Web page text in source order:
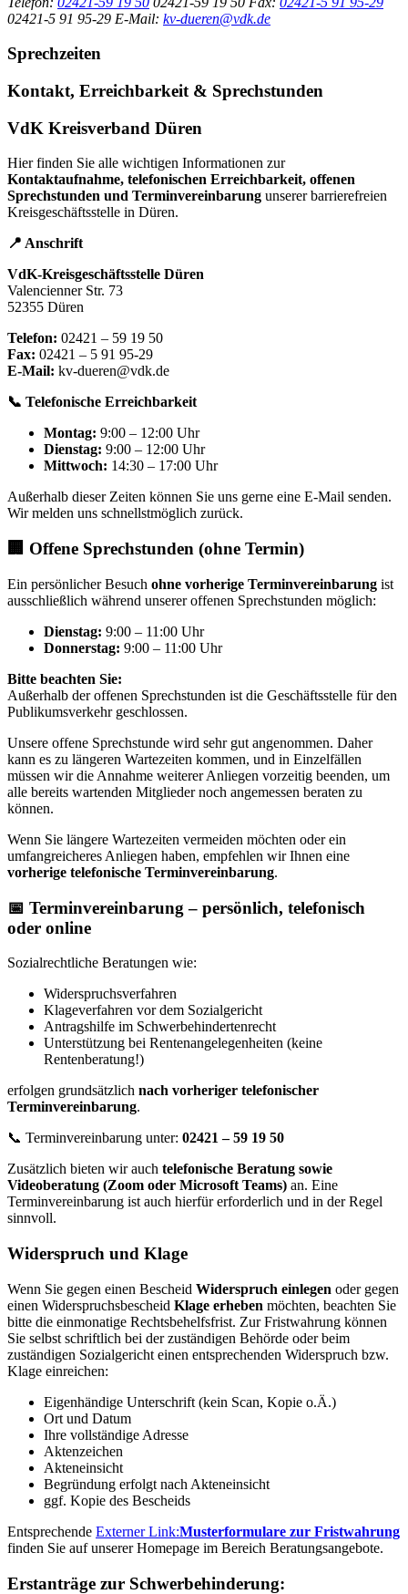
02421-5 91 95-29 E-Mail: kv-dueren@vdk.de
Sprechzeiten
Kontakt, Erreichbarkeit & Sprechstunden
VdK Kreisverband Düren
Hier finden Sie alle wichtigen Informationen zur
Kontaktaufnahme, telefonischen Erreichbarkeit, offenen
Sprechstunden und Terminvereinbarung unserer barrierefreien
Kreisgeschäftsstelle in Düren.
📍 Anschrift
VdK-Kreisgeschäftsstelle Düren
Valencienner Str. 73
52355 Düren
Telefon: 02421 – 59 19 50
Fax: 02421 – 5 91 95-29
E-Mail: kv-dueren@vdk.de
📞 Telefonische Erreichbarkeit
Montag: 9:00 – 12:00 Uhr
Dienstag: 9:00 – 12:00 Uhr
Mittwoch: 14:30 – 17:00 Uhr
Außerhalb dieser Zeiten können Sie uns gerne eine E-Mail senden.
Wir melden uns schnellstmöglich zurück.
🏢 Offene Sprechstunden (ohne Termin)
Ein persönlicher Besuch ohne vorherige Terminvereinbarung ist
ausschließlich während unserer offenen Sprechstunden möglich:
Dienstag: 9:00 – 11:00 Uhr
Donnerstag: 9:00 – 11:00 Uhr
Bitte beachten Sie:
Außerhalb der offenen Sprechstunden ist die Geschäftsstelle für den
Publikumsverkehr geschlossen.
Unsere offene Sprechstunde wird sehr gut angenommen. Daher
kann es zu längeren Wartezeiten kommen, und in Einzelfällen
müssen wir die Annahme weiterer Anliegen vorzeitig beenden, um
alle bereits wartenden Mitglieder noch angemessen beraten zu
können.
Wenn Sie längere Wartezeiten vermeiden möchten oder ein
umfangreicheres Anliegen haben, empfehlen wir Ihnen eine
vorherige telefonische Terminvereinbarung.
📅 Terminvereinbarung – persönlich, telefonisch
oder online
Sozialrechtliche Beratungen wie:
Widerspruchsverfahren
Klageverfahren vor dem Sozialgericht
Antragshilfe im Schwerbehindertenrecht
Unterstützung bei Rentenangelegenheiten (keine
Rentenberatung!)
erfolgen grundsätzlich nach vorheriger telefonischer
Terminvereinbarung.
📞 Terminvereinbarung unter: 02421 – 59 19 50
Zusätzlich bieten wir auch telefonische Beratung sowie
Videoberatung (Zoom oder Microsoft Teams) an. Eine
Terminvereinbarung ist auch hierfür erforderlich und in der Regel
sinnvoll.
Widerspruch und Klage
Wenn Sie gegen einen Bescheid Widerspruch einlegen oder gegen
einen Widerspruchsbescheid Klage erheben möchten, beachten Sie
bitte die einmonatige Rechtsbehelfsfrist. Zur Fristwahrung können
Sie selbst schriftlich bei der zuständigen Behörde oder beim
zuständigen Sozialgericht einen entsprechenden Widerspruch bzw.
Klage einreichen:
Eigenhändige Unterschrift (kein Scan, Kopie o.Ä.)
Ort und Datum
Ihre vollständige Adresse
Aktenzeichen
Akteneinsicht
Begründung erfolgt nach Akteneinsicht
ggf. Kopie des Bescheids
Entsprechende Externer Link:Musterformulare zur Fristwahrung
finden Sie auf unserer Homepage im Bereich Beratungsangebote.
Erstanträge zur Schwerbehinderung: